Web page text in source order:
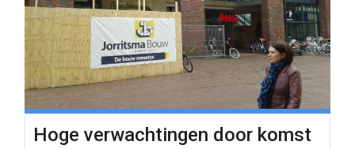
Hoge verwachtingen door komst